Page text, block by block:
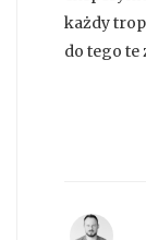
każdy
do tego te